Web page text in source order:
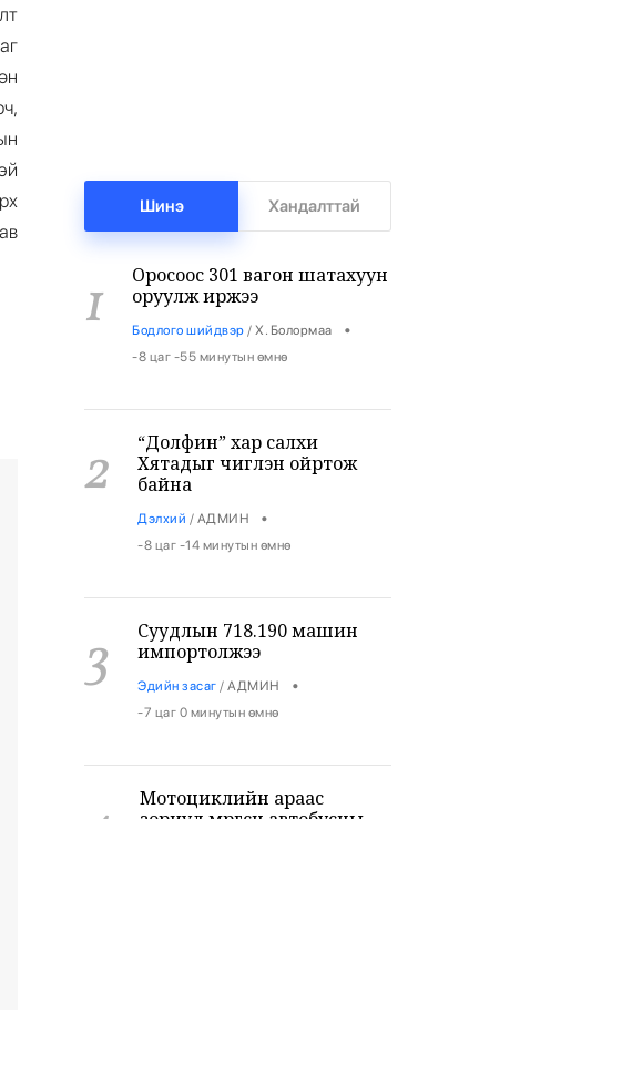
Шинэ Хандалттай
1
Оросоос 301 вагон шатахуун
оруулж иржээ
Бодлого шийдвэр / Х. Болормаа •
-8 цаг -55 минутын өмнө
2
“Долфин” хар салхи
Хятадыг чиглэн ойртож
байна
Дэлхий / АДМИН •
-8 цаг -14 минутын өмнө
3
Суудлын 718.190 машин
импортолжээ
Эдийн засаг / АДМИН •
-7 цаг 0 минутын өмнө
4
Мотоциклийн араас
зориуд мөргөсөн автобусны